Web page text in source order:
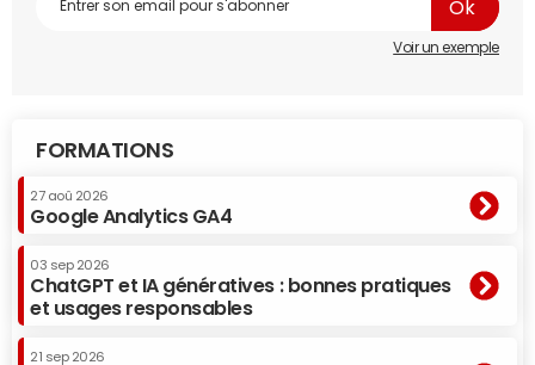
Voir un exemple
FORMATIONS
27 aoû 2026
Google Analytics GA4
03 sep 2026
ChatGPT et IA génératives : bonnes pratiques
et usages responsables
21 sep 2026